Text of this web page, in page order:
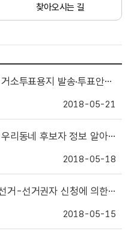
찾아오시는 길
표용지 발송·투표안내문 안내
2018-05-21
동네 후보자 정보 알아보기
2018-05-18
자 신청에 의한 개표참관인 신청안내
2018-05-15